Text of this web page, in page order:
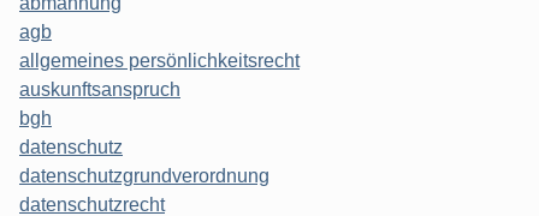
agb
allgemeines persönlichkeitsrecht
auskunftsanspruch
bgh
datenschutz
datenschutzgrundverordnung
datenschutzrecht